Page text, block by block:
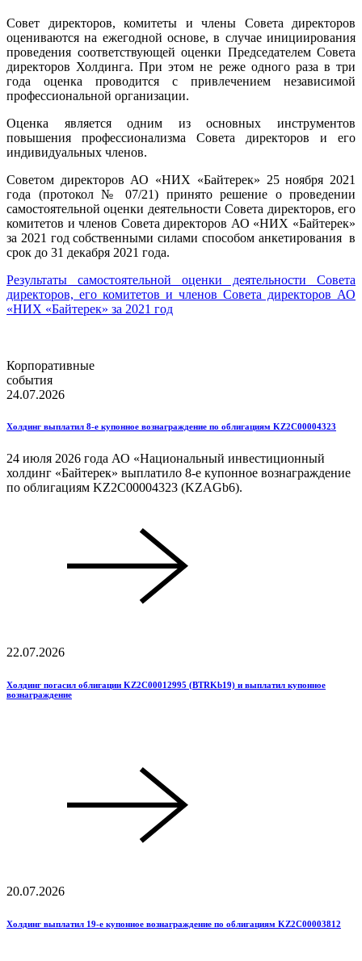
Совет директоров, комитеты и члены Совета директоров
оцениваются на ежегодной основе, в случае инициирования
проведения соответствующей оценки Председателем Совета
директоров Холдинга. При этом не реже одного раза в три
года оценка проводится с привлечением независимой
профессиональной организации.
Оценка является одним из основных инструментов
повышения профессионализма Совета директоров и его
индивидуальных членов.
Советом директоров АО «НИХ «Байтерек» 25 ноября 2021
года (протокол № 07/21) принято решение о проведении
самостоятельной оценки деятельности Совета директоров, его
комитетов и членов Совета директоров АО «НИХ «Байтерек»
за 2021 год собственными силами способом анкетирования в
срок до 31 декабря 2021 года.
Результаты самостоятельной оценки деятельности Совета
директоров, его комитетов и членов Совета директоров АО
«НИХ «Байтерек» за 2021 год
Корпоративные
события
24.07.2026
Холдинг выплатил 8-е купонное вознаграждение по облигациям KZ2C00004323
24 июля 2026 года АО «Национальный инвестиционный
холдинг «Байтерек» выплатило 8-е купонное вознаграждение
по облигациям KZ2C00004323 (KZAGb6).
22.07.2026
Холдинг погасил облигации KZ2C00012995 (BTRKb19) и выплатил купонное
вознаграждение
20.07.2026
Холдинг выплатил 19-е купонное вознаграждение по облигациям KZ2C00003812